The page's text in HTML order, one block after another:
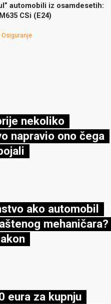
automobili iz osamdesetih:
CSi (E24)
nekoliko
napravio ono čega
ako automobil
mehaničara?
eura za kupnju